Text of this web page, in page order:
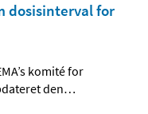
dosisinterval for
komité for
den…